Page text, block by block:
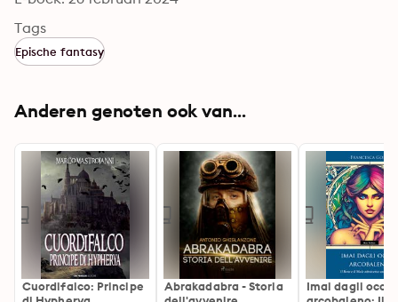
Tags
Epische fantasy
Anderen genoten ook van...
Cuordifalco: Principe
Abrakadabra - Storia
Imai dagli occhi